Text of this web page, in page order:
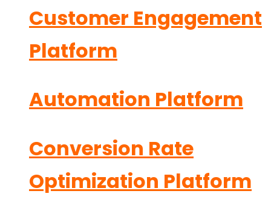
Customer Engagement
Platform
Automation Platform
Conversion Rate
Optimization Platform